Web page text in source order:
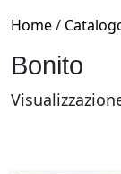
Home/
Bonito